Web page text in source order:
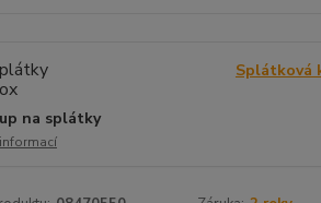
Splátková
na splátky